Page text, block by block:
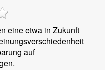
eine etwa in Zukunft
auf